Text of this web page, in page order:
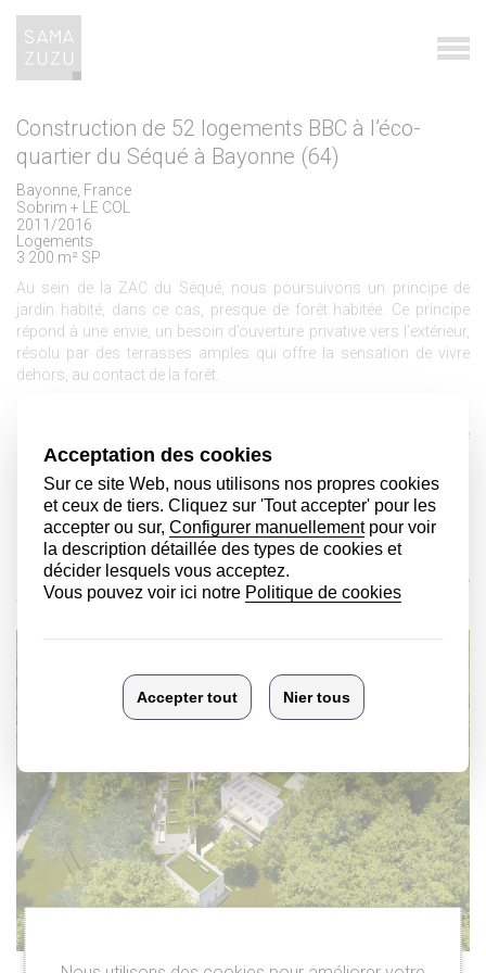
Construction de 52 logements BBC à l’éco-
quartier du Séqué à Bayonne (64)
Bayonne, France
Sobrim + LE COL
2011/2016
Logements
3 200 m² SP
Au sein de la ZAC du Séqué, nous poursuivons un principe de
jardin habité, dans ce cas, presque de forêt habitée. Ce principe
répond à une envie, un besoin d’ouverture privative vers l’extérieur,
résolu par des terrasses amples qui offre la sensation de vivre
dehors, au contact de la forêt.
durable, avec des logements répondant aux normes BBC et une
organisation des bâtiments tient compte des éléments paysagers
existants sur site afin de conserver la majorité d'arbres de la
parcelle.
La volumétrie proposée suit le terrain naturel, les gabarits
descendent avec la pente existante, vers le lac du Séqué.
L’organisation interne des bâtiments favorise les relations de
voisinage tout en préservant une indépendance des logements.